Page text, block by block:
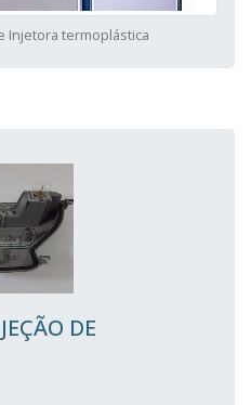
Injetora termoplástica
DE